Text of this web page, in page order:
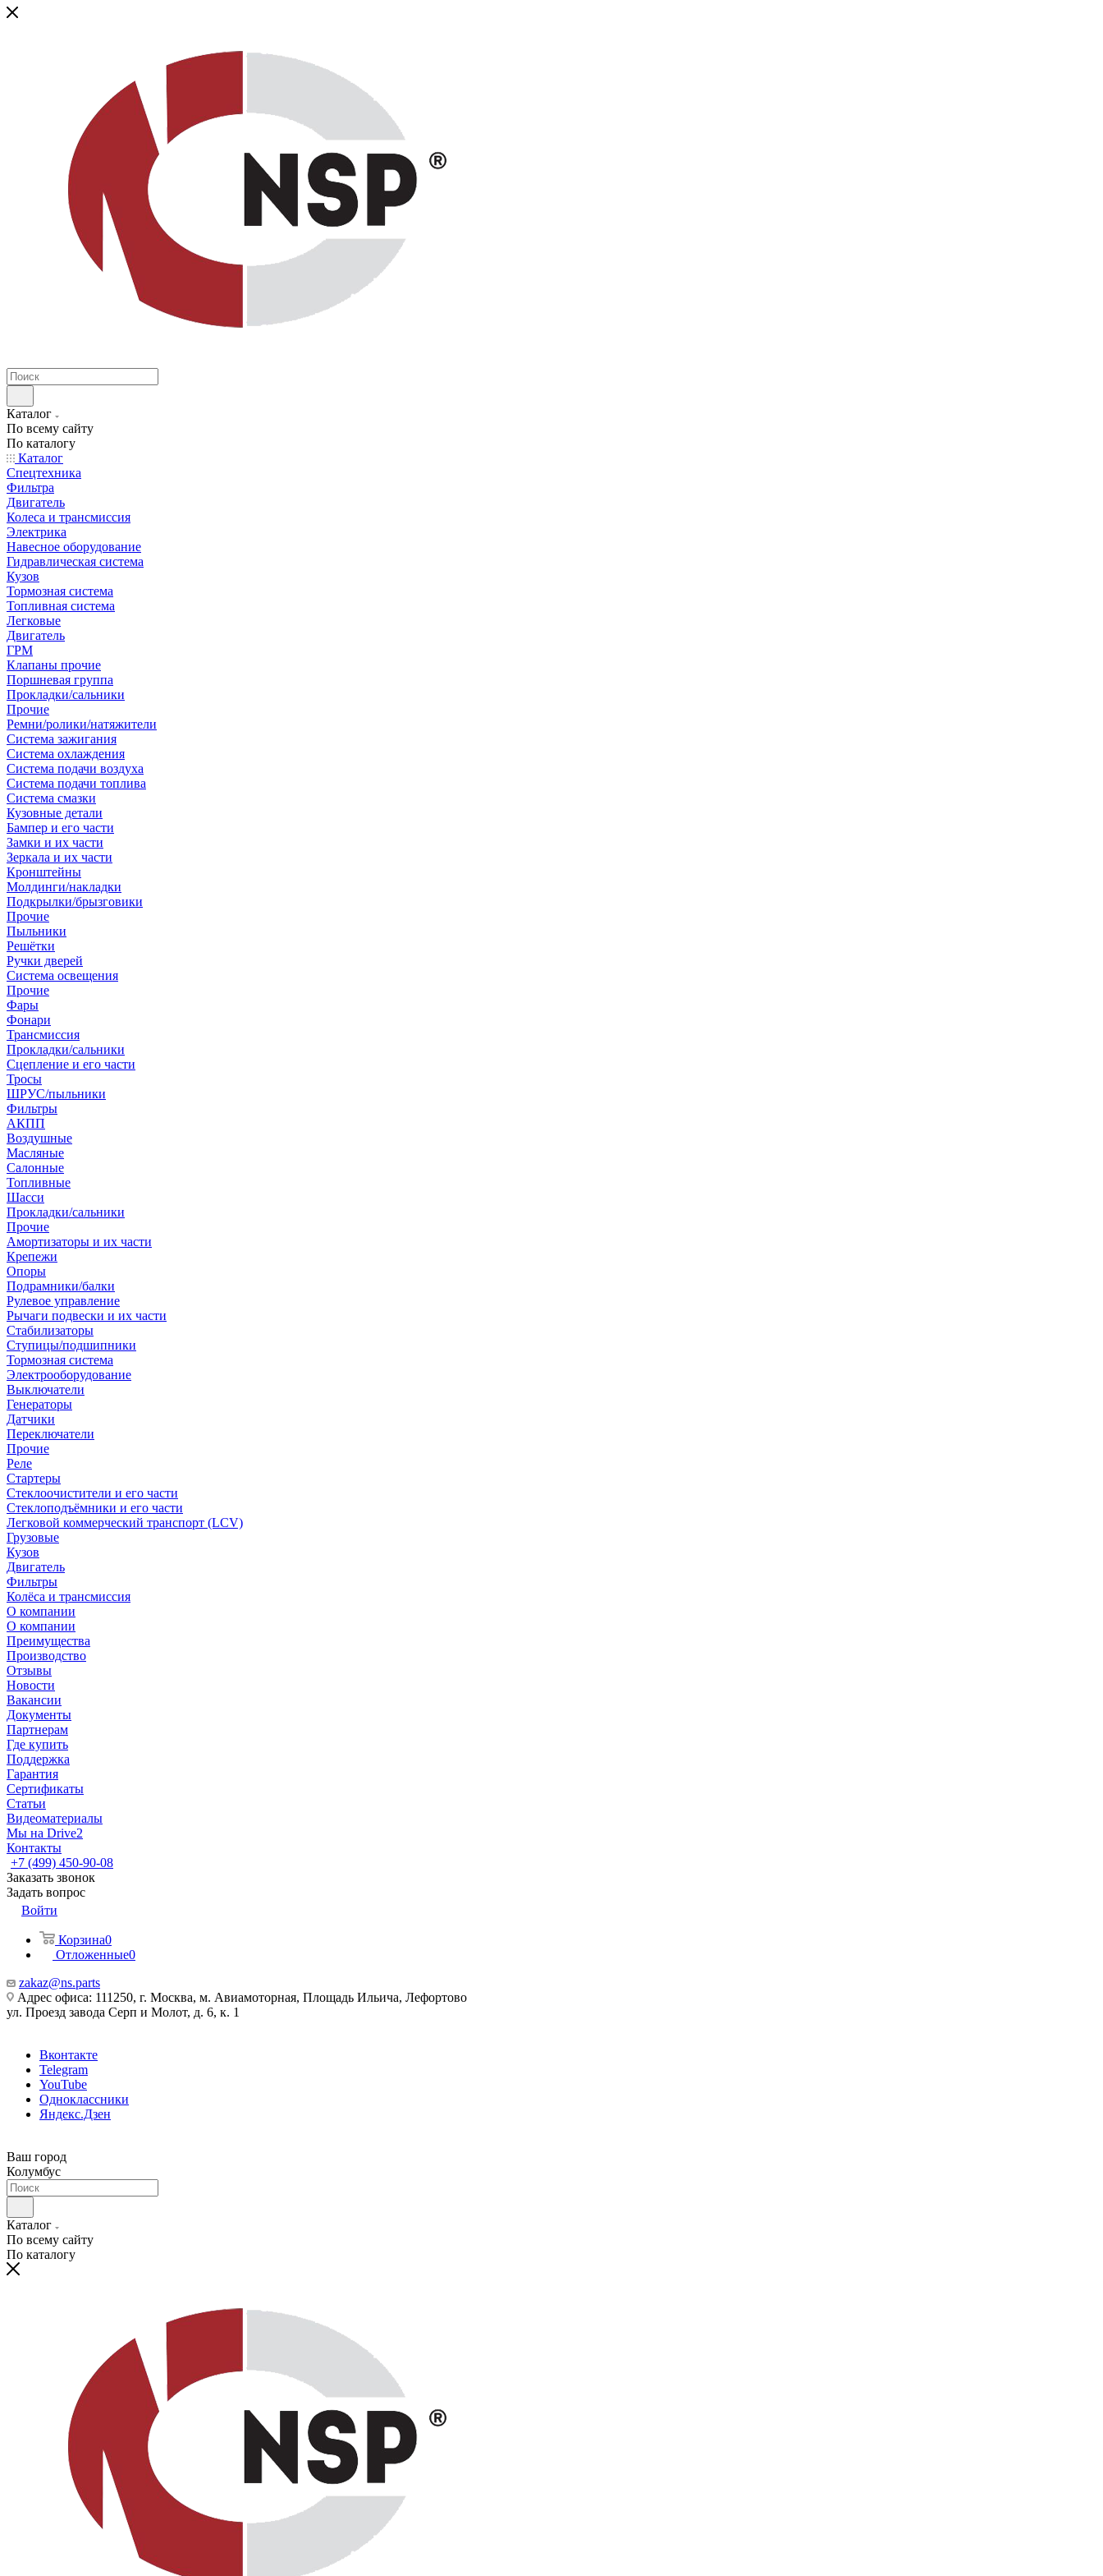
Каталог
По всему сайту
По каталогу
Каталог
Спецтехника
Фильтра
Двигатель
Колеса и трансмиссия
Электрика
Навесное оборудование
Гидравлическая система
Кузов
Тормозная система
Топливная система
Легковые
Двигатель
ГРМ
Клапаны прочие
Поршневая группа
Прокладки/сальники
Прочие
Ремни/ролики/натяжители
Система зажигания
Система охлаждения
Система подачи воздуха
Система подачи топлива
Система смазки
Кузовные детали
Бампер и его части
Замки и их части
Зеркала и их части
Кронштейны
Молдинги/накладки
Подкрылки/брызговики
Прочие
Пыльники
Решётки
Ручки дверей
Система освещения
Прочие
Фары
Фонари
Трансмиссия
Прокладки/сальники
Сцепление и его части
Тросы
ШРУС/пыльники
Фильтры
АКПП
Воздушные
Масляные
Салонные
Топливные
Шасси
Прокладки/сальники
Прочие
Амортизаторы и их части
Крепежи
Опоры
Подрамники/балки
Рулевое управление
Рычаги подвески и их части
Стабилизаторы
Ступицы/подшипники
Тормозная система
Электрооборудование
Выключатели
Генераторы
Датчики
Переключатели
Прочие
Реле
Стартеры
Стеклоочистители и его части
Стеклоподъёмники и его части
Легковой коммерческий транспорт (LCV)
Грузовые
Кузов
Двигатель
Фильтры
Колёса и трансмиссия
О компании
О компании
Преимущества
Производство
Отзывы
Новости
Вакансии
Документы
Партнерам
Где купить
Поддержка
Гарантия
Сертификаты
Статьи
Видеоматериалы
Мы на Drive2
Контакты
+7 (499) 450-90-08
Заказать звонок
Задать вопрос
Войти
Корзина0
Отложенные0
zakaz@ns.parts
Адрес офиса: 111250, г. Москва, м. Авиамоторная, Площадь Ильича, Лефортово
ул. Проезд завода Серп и Молот, д. 6, к. 1
Вконтакте
Telegram
YouTube
Одноклассники
Яндекс.Дзен
Ваш город
Колумбус
Каталог
По всему сайту
По каталогу